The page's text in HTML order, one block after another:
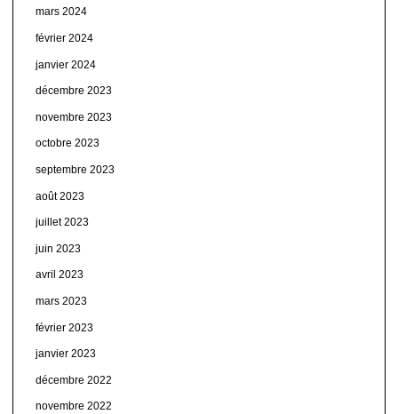
mars 2024
février 2024
janvier 2024
décembre 2023
novembre 2023
octobre 2023
septembre 2023
août 2023
juillet 2023
juin 2023
avril 2023
mars 2023
février 2023
janvier 2023
décembre 2022
novembre 2022